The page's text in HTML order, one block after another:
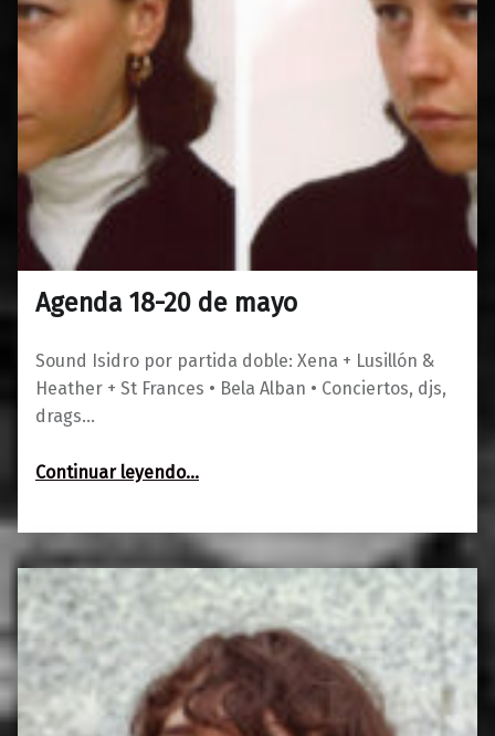
Agenda 18-20 de mayo
Sound Isidro por partida doble: Xena + Lusillón &
Heather + St Frances • Bela Alban • Conciertos, djs,
drags…
Continuar leyendo…
17/05/20230
Maravillas